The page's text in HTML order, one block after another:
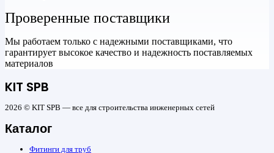
Проверенные поставщики
Мы работаем только с надежными поставщиками, что
гарантирует высокое качество и надежность поставляемых
материалов
KIT SPB
2026 © KIT SPB — все для строительства инженерных сетей
Каталог
Фитинги для труб